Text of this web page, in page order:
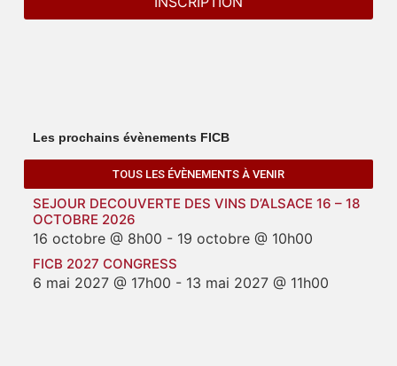
Les prochains évènements FICB
TOUS LES ÉVÈNEMENTS À VENIR
SEJOUR DECOUVERTE DES VINS D’ALSACE 16 – 18
OCTOBRE 2026
16 octobre @ 8h00 - 19 octobre @ 10h00
FICB 2027 CONGRESS
6 mai 2027 @ 17h00 - 13 mai 2027 @ 11h00